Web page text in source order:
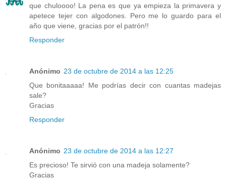
que chuloooo! La pena es que ya empieza la primavera y
apetece tejer con algodones. Pero me lo guardo para el
año que viene, gracias por el patrón!!
Responder
Anónimo 23 de octubre de 2014 a las 12:25
Que bonitaaaaa! Me podrías decir con cuantas madejas
sale?
Gracias
Responder
Anónimo 23 de octubre de 2014 a las 12:27
Es precioso! Te sirvió con una madeja solamente?
Gracias